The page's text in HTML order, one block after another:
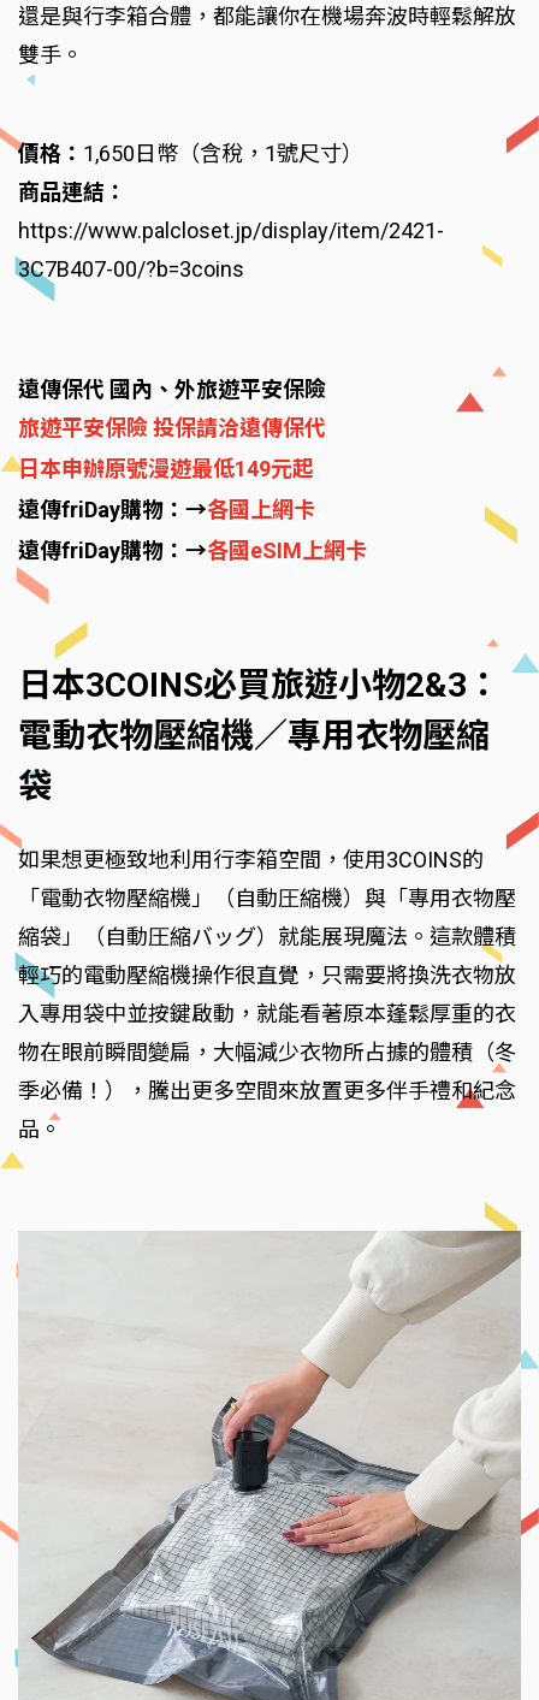
還是與行李箱合體，都能讓你在機場奔波時輕鬆解放
雙手。
價格： 1,650日幣（含稅，1號尺寸）
商品連結：
https://www.palcloset.jp/display/item/2421-
3C7B407-00/?b=3coins
遠傳保代 國內、外旅遊平安保險
旅遊平安保險 投保請洽遠傳保代
日本申辦原號漫遊最低149元起
遠傳friDay購物：→各國上網卡
遠傳friDay購物：→各國eSIM上網卡
日本3COINS必買旅遊小物2&3：
電動衣物壓縮機／專用衣物壓縮
袋
如果想更極致地利用行李箱空間，使用3COINS的
「電動衣物壓縮機」（自動圧縮機）與「專用衣物壓
縮袋」（自動圧縮バッグ）就能展現魔法。這款體積
輕巧的電動壓縮機操作很直覺，只需要將換洗衣物放
入專用袋中並按鍵啟動，就能看著原本蓬鬆厚重的衣
物在眼前瞬間變扁，大幅減少衣物所占據的體積（冬
季必備！），騰出更多空間來放置更多伴手禮和紀念
品。